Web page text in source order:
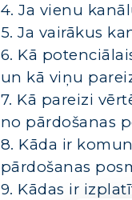
4. Ja vienu
5. Ja vairākus
6. Kā
un kā viņu
7. Kā pareizi
no pārdošanas
8. Kāda ir
pārdošanas
9. Kādas ir